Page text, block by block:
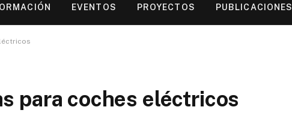
EVENTOS PROYECTOS PUBLICACIONES
para coches eléctricos